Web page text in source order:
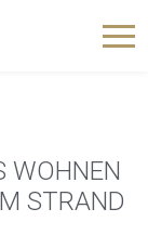
WOHNEN
STRAND